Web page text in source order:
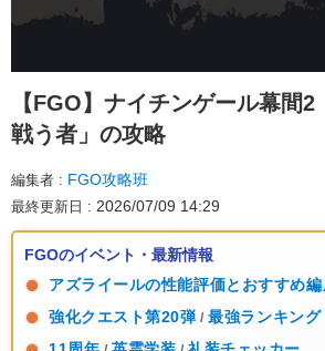
【FGO】 ナイチンゲール幕間2
戦う者」の攻略
編集者 FGO攻略班
最終更新日 2026/07/09 14:29
FGOのイベント・最新情報
アズライールの性能評価とおすすめ
強化クエスト第20弾 / 最強ランキング